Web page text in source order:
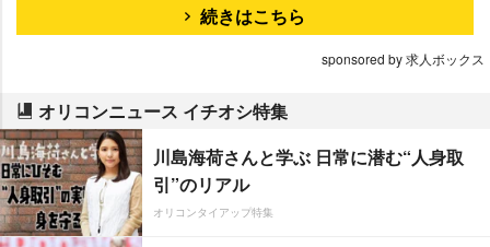
続きはこちら
sponsored by 求人ボックス
オリコンニュース イチオシ特集
川島海荷さんと学ぶ 日常に潜む“人身取
引”のリアル
オリコンタイアップ特集